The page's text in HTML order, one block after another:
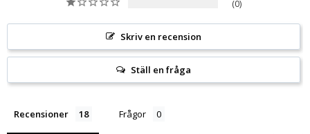
0
Skriv en recension
Ställ en fråga
Recensioner Frågor